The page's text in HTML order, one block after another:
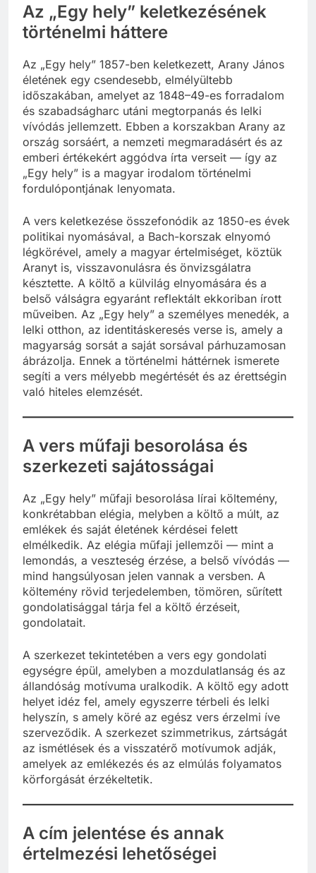
Az „Egy hely” keletkezésének
történelmi háttere
Az „Egy hely” 1857-ben keletkezett, Arany János
életének egy csendesebb, elmélyültebb
időszakában, amelyet az 1848–49-es forradalom
és szabadságharc utáni megtorpanás és lelki
vívódás jellemzett. Ebben a korszakban Arany az
ország sorsáért, a nemzeti megmaradásért és az
emberi értékekért aggódva írta verseit — így az
„Egy hely” is a magyar irodalom történelmi
fordulópontjának lenyomata.
A vers keletkezése összefonódik az 1850-es évek
politikai nyomásával, a Bach-korszak elnyomó
légkörével, amely a magyar értelmiséget, köztük
Aranyt is, visszavonulásra és önvizsgálatra
késztette. A költő a külvilág elnyomására és a
belső válságra egyaránt reflektált ekkoriban írott
műveiben. Az „Egy hely” a személyes menedék, a
lelki otthon, az identitáskeresés verse is, amely a
magyarság sorsát a saját sorsával párhuzamosan
ábrázolja. Ennek a történelmi háttérnek ismerete
segíti a vers mélyebb megértését és az érettségin
való hiteles elemzését.
A vers műfaji besorolása és
szerkezeti sajátosságai
Az „Egy hely” műfaji besorolása lírai költemény,
konkrétabban elégia, melyben a költő a múlt, az
emlékek és saját életének kérdései felett
elmélkedik. Az elégia műfaji jellemzői — mint a
lemondás, a veszteség érzése, a belső vívódás —
mind hangsúlyosan jelen vannak a versben. A
költemény rövid terjedelemben, tömören, sűrített
gondolatisággal tárja fel a költő érzéseit,
gondolatait.
A szerkezet tekintetében a vers egy gondolati
egységre épül, amelyben a mozdulatlanság és az
állandóság motívuma uralkodik. A költő egy adott
helyet idéz fel, amely egyszerre térbeli és lelki
helyszín, s amely köré az egész vers érzelmi íve
szerveződik. A szerkezet szimmetrikus, zártságát
az ismétlések és a visszatérő motívumok adják,
amelyek az emlékezés és az elmúlás folyamatos
körforgását érzékeltetik.
A cím jelentése és annak
értelmezési lehetőségei